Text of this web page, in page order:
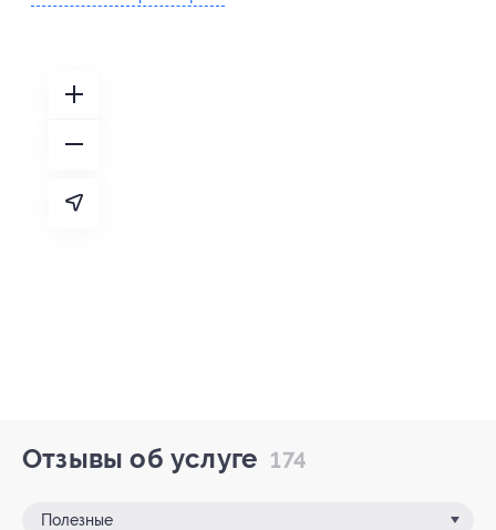
Отзывы об услуге 174
Полезные